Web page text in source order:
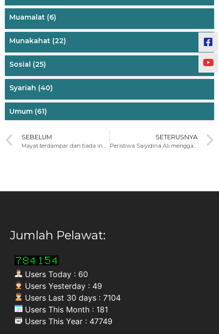
Muamalat (6)
Munakahat (22)
Sosial (25)
Syariah (40)
Umum (61)
SEBELUM SETERUSNYA
Jumlah Pelawat:
Users Today : 60
Users Yesterday : 49
Users Last 30 days : 7104
Users This Month : 181
Users This Year : 47749